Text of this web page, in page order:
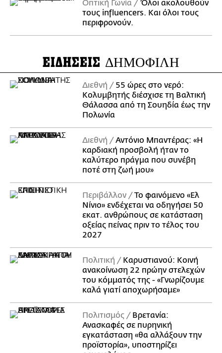
Οπτική Γωνία
Όλοι ακολουθούν
τους influencers. Και όλοι τους
περιφρονούν.
ΕΙΔΗΣΕΙΣ ΔΗΜΟΦΙΛΗ
Διεθνή
55 ώρες στο νερό:
Κολυμβητής διέσχισε τη Βαλτική
Θάλασσα από τη Σουηδία έως την
Πολωνία
Διεθνή
Αντόνιο Μπαντέρας: «Η
καρδιακή προσβολή ήταν το
καλύτερο πράγμα που συνέβη
ποτέ στη ζωή μου»
Περιβάλλον
Το φαινόμενο «Ελ
Νίνιο» ενδέχεται να οδηγήσει 50
εκατ. ανθρώπους σε κατάσταση
οξείας πείνας πριν το τέλος του
2027
Πολιτική
Καρυστιανού: Κοινή
ανακοίνωση 22 πρώην στελεχών
του κόμματός της - «Γνωρίζουμε
καλά γιατί αποχωρήσαμε»
Πολιτισμός
Βρετανία:
Ανασκαφές σε πυρηνική
εγκατάσταση «θα αλλάξουν την
προϊστορία», υποστηρίζει